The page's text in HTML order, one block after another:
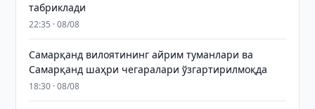
табриклади
22:35 · 08/08
Самарқанд вилоятининг айрим туманлари ва
Самарқанд шаҳри чегаралари ўзгартирилмоқда
18:30 · 08/08